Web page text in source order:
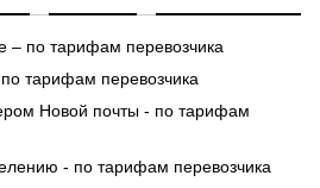
– по тарифам перевозчика
тарифам перевозчика
Новой почты - по тарифам
- по тарифам перевозчика